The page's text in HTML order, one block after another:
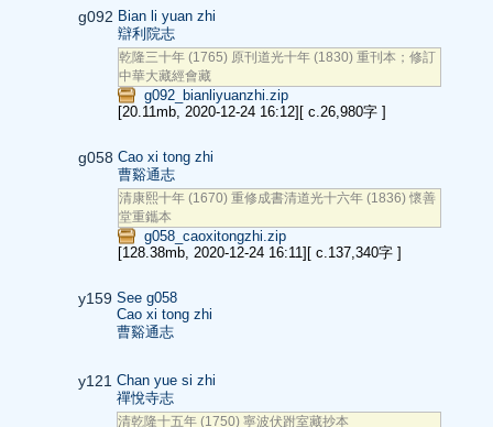
g092 Bian li yuan zhi
辯利院志
乾隆三十年 (1765) 原刊道光十年 (1830) 重刊本；修訂
中華大藏經會藏
g092_bianliyuanzhi.zip
[20.11mb, 2020-12-24 16:12] [ c.26,980字 ]
g058 Cao xi tong zhi
曹谿通志
清康熙十年 (1670) 重修成書清道光十六年 (1836) 懷善
堂重鑴本
g058_caoxitongzhi.zip
[128.38mb, 2020-12-24 16:11] [ c.137,340字 ]
y159 See g058
Cao xi tong zhi
曹谿通志
y121 Chan yue si zhi
禪悅寺志
清乾隆十五年 (1750) 寧波伏跗室藏抄本